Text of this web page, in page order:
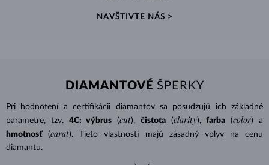
NAVŠTIVTE NÁS >
DIAMANTOVÉ ŠPERKY
Pri hodnotení a certifikácii diamantovsa posudzujú ich základné
parametre, tzv.
4C: výbrus (cut), čistota (clarity), farba (color) a
hmotnosť
(carat). Tieto vlastnosti majú zásadný vplyv na cenu
diamantu.